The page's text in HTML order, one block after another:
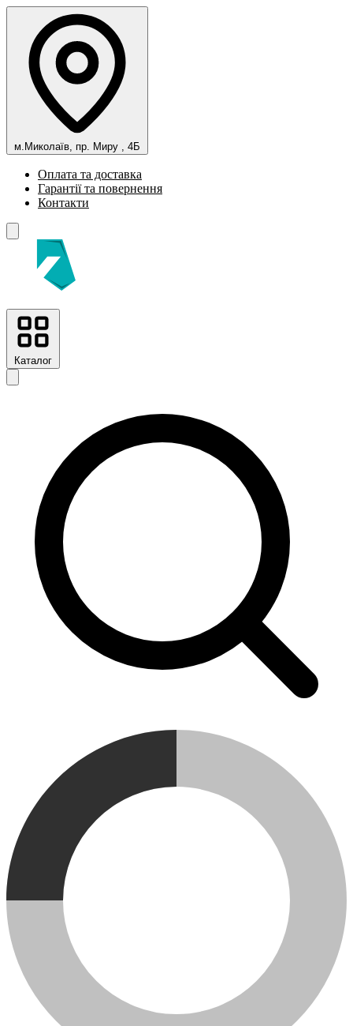
м.Миколаїв, пр. Миру , 4Б
Оплата та доставка
Гарантії та повернення
Контакти
Каталог